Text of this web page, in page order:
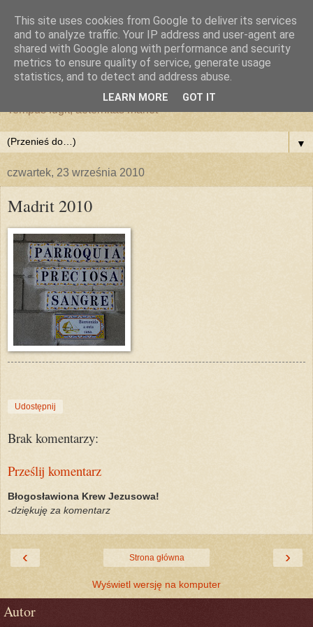
Tempus fugit, aeternitas manet
▼
czwartek, 23 września 2010
Madrit 2010
Udostępnij
Brak komentarzy:
Prześlij komentarz
Błogosławiona Krew Jezusowa!
-dziękuję za komentarz
‹ ›
Strona główna
Wyświetl wersję na komputer
Autor
This site uses cookies from Google to deliver its services
and to analyze traffic. Your IP address and user-agent are
shared with Google along with performance and security
metrics to ensure quality of service, generate usage
statistics, and to detect and address abuse.
LEARN MORE GOT IT